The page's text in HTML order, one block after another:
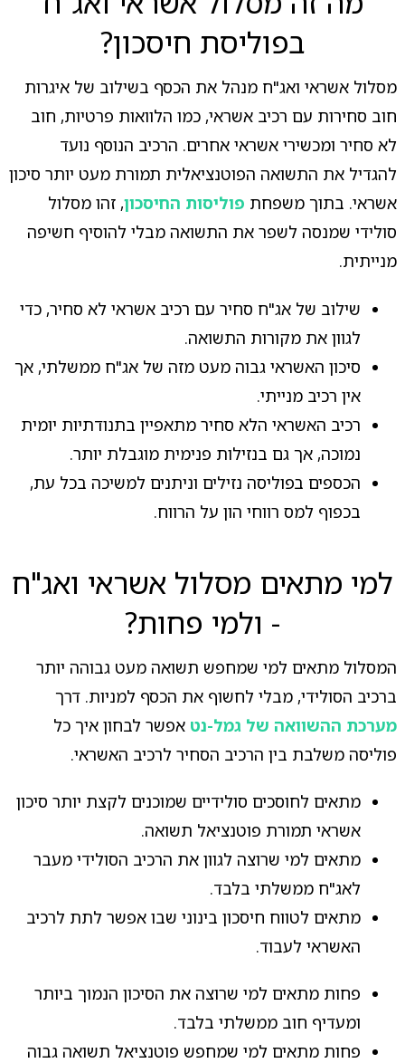
בפוליסת חיסכון?
מסלול אשראי ואג"ח מנהל את הכסף בשילוב של איגרות
חוב סחירות עם רכיב אשראי, כמו הלוואות פרטיות, חוב
לא סחיר ומכשירי אשראי אחרים. הרכיב הנוסף נועד
להגדיל את התשואה הפוטנציאלית תמורת מעט יותר סיכון
אשראי. בתוך משפחת פוליסות החיסכון, זהו מסלול
סולידי שמנסה לשפר את התשואה מבלי להוסיף חשיפה
מנייתית.
שילוב של אג"ח סחיר עם רכיב אשראי לא סחיר, כדי
לגוון את מקורות התשואה.
סיכון האשראי גבוה מעט מזה של אג"ח ממשלתי, אך
אין רכיב מנייתי.
רכיב האשראי הלא סחיר מתאפיין בתנודתיות יומית
נמוכה, אך גם בנזילות פנימית מוגבלת יותר.
הכספים בפוליסה נזילים וניתנים למשיכה בכל עת,
בכפוף למס רווחי הון על הרווח.
למי מתאים מסלול אשראי ואג"ח
- ולמי פחות?
המסלול מתאים למי שמחפש תשואה מעט גבוהה יותר
ברכיב הסולידי, מבלי לחשוף את הכסף למניות. דרך
מערכת ההשוואה של גמל-נט אפשר לבחון איך כל
פוליסה משלבת בין הרכיב הסחיר לרכיב האשראי.
מתאים לחוסכים סולידיים שמוכנים לקצת יותר סיכון
אשראי תמורת פוטנציאל תשואה.
מתאים למי שרוצה לגוון את הרכיב הסולידי מעבר
לאג"ח ממשלתי בלבד.
מתאים לטווח חיסכון בינוני שבו אפשר לתת לרכיב
האשראי לעבוד.
פחות מתאים למי שרוצה את הסיכון הנמוך ביותר
ומעדיף חוב ממשלתי בלבד.
פחות מתאים למי שמחפש פוטנציאל תשואה גבוה